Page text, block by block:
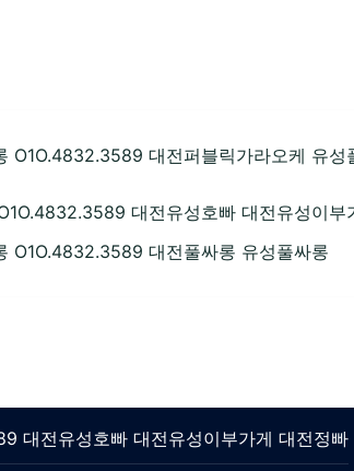
O1O.4832.3589 대전퍼블릭가라오케 유성
대전유성호빠 대전유성이부
O1O.4832.3589 대전풀싸롱 유성풀싸롱
대전유성호빠 대전유성이부가게 대전정빠